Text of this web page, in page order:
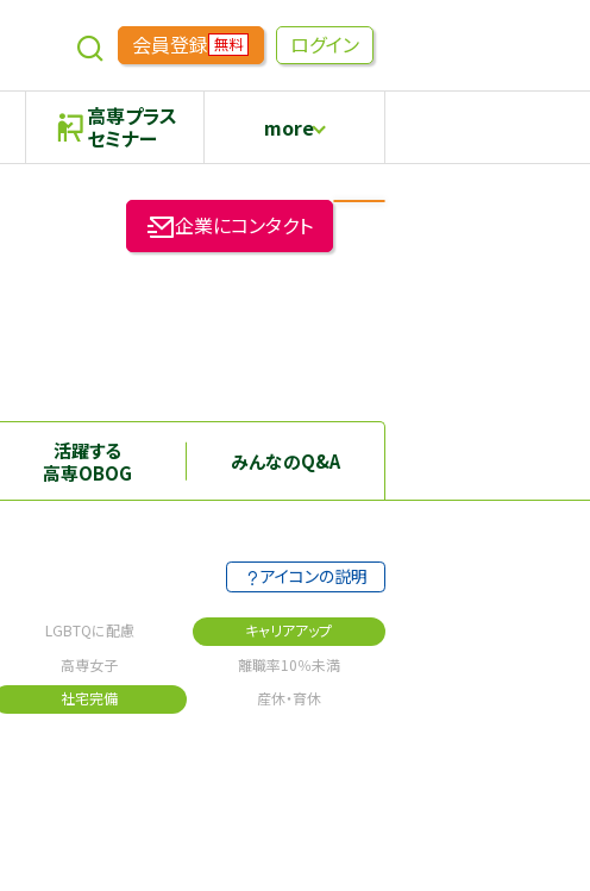
会員登録 無料 ログイン
高専プラス
セミナー more
高専生コミュニティめもらす
本科5年生・専攻科2年生向け
企業にコンタクト
活躍する
高専OBOG
みんなのQ&A
アイコンの説明
LGBTQに配慮
キャリアアップ
高専女子
離職率10％未満
社宅完備
産休・育休